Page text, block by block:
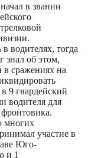
в звании
водителях, тогда
знал об этом,
в сражениях на
9 гвардейский
водителя для
многих
участие в
Юго-
и 1